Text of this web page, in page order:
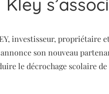
Kley
investisseur,
son nouveau
le décrochage scolaire